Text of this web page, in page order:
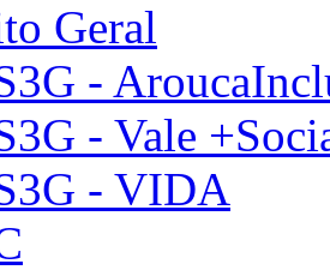
Geral
-
- Vale
- VIDA